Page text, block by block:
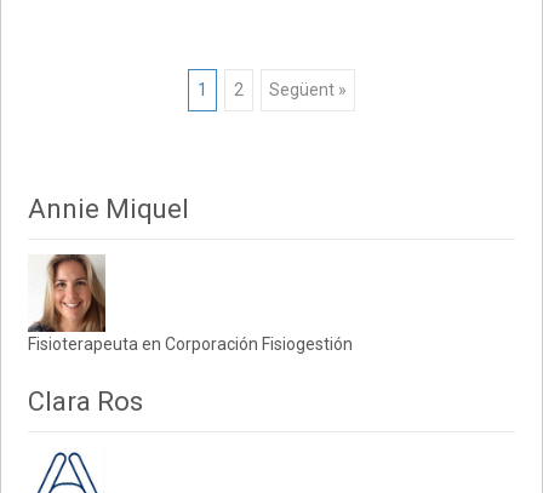
navigation
1 2 Següent »
Annie Miquel
Fisioterapeuta en Corporación Fisiogestión
Clara Ros